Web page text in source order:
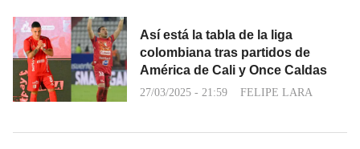
Así está la tabla de la liga
colombiana tras partidos de
América de Cali y Once Caldas
27/03/2025 - 21:59 FELIPE LARA